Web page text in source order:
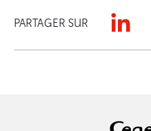
PARTAGER SUR